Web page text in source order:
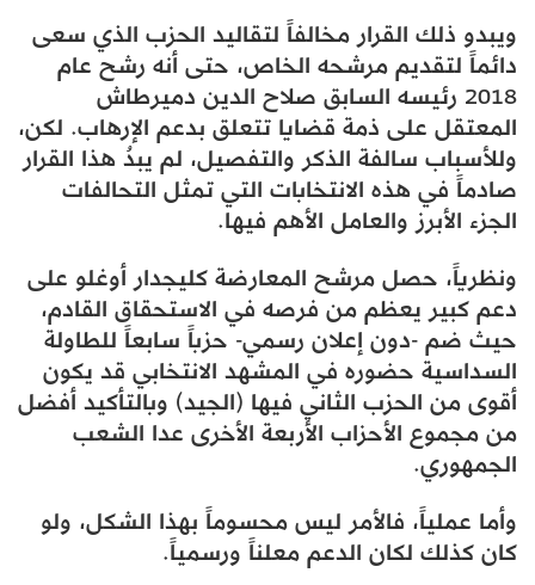
ويبدو ذلك القرار مخالفاً لتقاليد الحزب الذي سعى
دائماً لتقديم مرشحه الخاص، حتى أنه رشح عام
2018 رئيسه السابق صلاح الدين دميرطاش
المعتقل على ذمة قضايا تتعلق بدعم الإرهاب. لكن،
وللأسباب سالفة الذكر والتفصيل، لم يبدُ هذا القرار
صادماً في هذه الانتخابات التي تمثل التحالفات
الجزء الأبرز والعامل الأهم فيها.
ونظرياً، حصل مرشح المعارضة كليجدار أوغلو على
دعم كبير يعظم من فرصه في الاستحقاق القادم،
حيث ضم -دون إعلان رسمي- حزباً سابعاً للطاولة
السداسية حضوره في المشهد الانتخابي قد يكون
أقوى من الحزب الثاني فيها (الجيد) وبالتأكيد أفضل
من مجموع الأحزاب الأربعة الأخرى عدا الشعب
الجمهوري.
وأما عملياً، فالأمر ليس محسوماً بهذا الشكل، ولو
كان كذلك لكان الدعم معلناً ورسمياً.